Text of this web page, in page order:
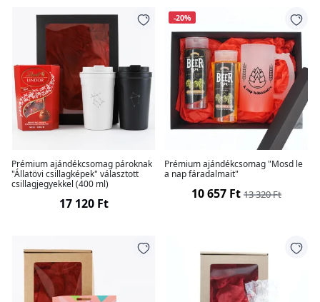
Prémium ajándékcsomag pároknak
"Állatövi csillagképek" választott
csillagjegyekkel (400 ml)
17 120 Ft
-20%
Prémium ajándékcsomag "Mosd le
a nap fáradalmait"
10 657 Ft 13 320 Ft